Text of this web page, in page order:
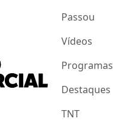
Passou
Vídeos
Programas
Destaques
TNT